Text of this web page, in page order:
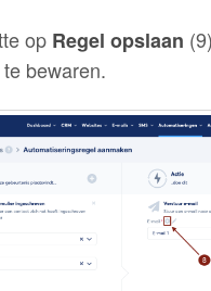
op Regel opslaan
bewaren.